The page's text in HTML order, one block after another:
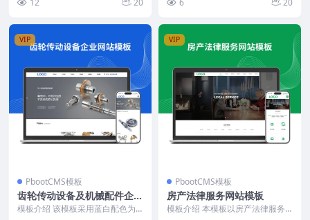
以其独特的行业...
12 20
核心，设置热销产品、...
6 20
VIP
PbootCMS模板
齿轮传动设备及机械配件企业
网站模板
模板介绍 该模板采用蓝白配色为
VIP
PbootCMS模板
房产法律服务网站模板
模板介绍 本模板以房产法律服务